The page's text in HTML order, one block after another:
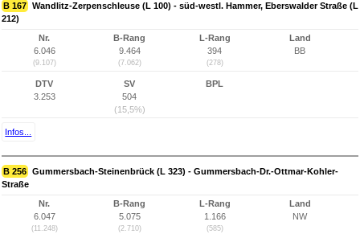
B 167 Wandlitz-Zerpenschleuse (L 100) - süd-westl. Hammer, Eberswalder Straße (L
212)
Nr.
6.046
(9.107)
B-Rang
9.464
(7.062)
L-Rang
394
(278)
Land
BB
DTV
3.253
SV
504
(15,5%)
BPL
Infos...
B 256 Gummersbach-Steinenbrück (L 323) - Gummersbach-Dr.-Ottmar-Kohler-
Straße
Nr.
6.047
(11.248)
B-Rang
5.075
(2.710)
L-Rang
1.166
(585)
Land
NW